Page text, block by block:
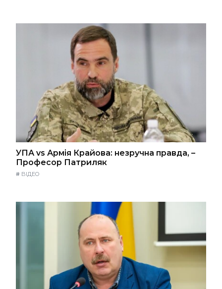
УПА vs Армія Крайова: незручна правда, –
Професор Патриляк
# ВІДЕО